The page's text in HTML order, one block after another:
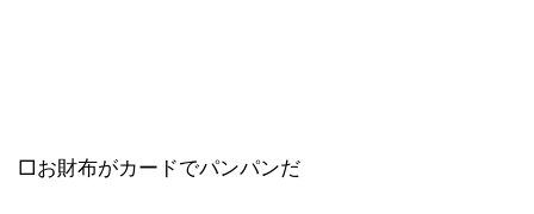
□お財布がカードでパンパンだ